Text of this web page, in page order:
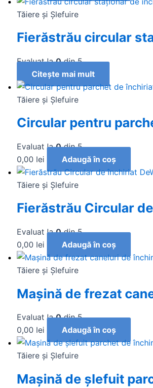
Tăiere și Şlefuire
Fierăstrău circular
Evaluat la0din 5
Citește mai mult
Tăiere și Şlefuire
Circular pentru
Evaluat la0din 5
0,00 lei Adaugă în coș
Tăiere și Şlefuire
Fierăstrău Circular
Evaluat la0din 5
0,00 lei Adaugă în coș
Tăiere și Şlefuire
Mașină de frezat
Evaluat la0din 5
0,00 lei Adaugă în coș
Tăiere și Şlefuire
Mașină de șlefuit